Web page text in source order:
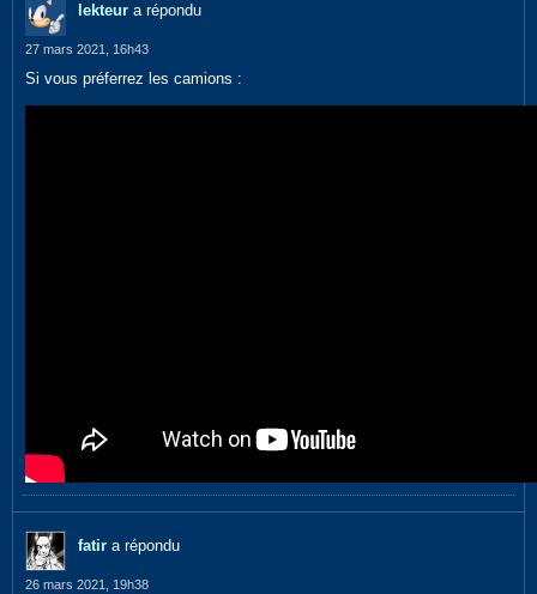
lekteur a répondu
27 mars 2021, 16h43
Si vous préferrez les camions :
fatir a répondu
26 mars 2021, 19h38